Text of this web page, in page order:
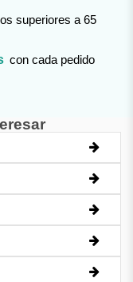
superiores a 65
con cada pedido